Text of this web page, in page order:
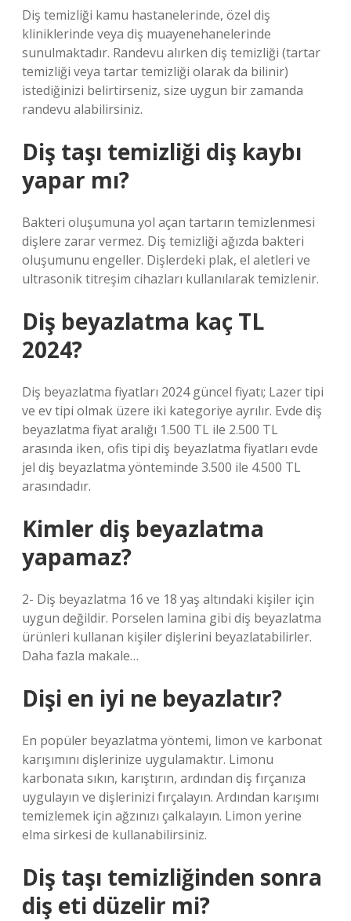
Diş temizliği kamu hastanelerinde, özel diş
kliniklerinde veya diş muayenehanelerinde
sunulmaktadır. Randevu alırken diş temizliği (tartar
temizliği veya tartar temizliği olarak da bilinir)
istediğinizi belirtirseniz, size uygun bir zamanda
randevu alabilirsiniz.
Diş taşı temizliği diş kaybı
yapar mı?
Bakteri oluşumuna yol açan tartarın temizlenmesi
dişlere zarar vermez. Diş temizliği ağızda bakteri
oluşumunu engeller. Dişlerdeki plak, el aletleri ve
ultrasonik titreşim cihazları kullanılarak temizlenir.
Diş beyazlatma kaç TL
2024?
Diş beyazlatma fiyatları 2024 güncel fiyatı; Lazer tipi
ve ev tipi olmak üzere iki kategoriye ayrılır. Evde diş
beyazlatma fiyat aralığı 1.500 TL ile 2.500 TL
arasında iken, ofis tipi diş beyazlatma fiyatları evde
jel diş beyazlatma yönteminde 3.500 ile 4.500 TL
arasındadır.
Kimler diş beyazlatma
yapamaz?
2- Diş beyazlatma 16 ve 18 yaş altındaki kişiler için
uygun değildir. Porselen lamina gibi diş beyazlatma
ürünleri kullanan kişiler dişlerini beyazlatabilirler.
Daha fazla makale…
Dişi en iyi ne beyazlatır?
En popüler beyazlatma yöntemi, limon ve karbonat
karışımını dişlerinize uygulamaktır. Limonu
karbonata sıkın, karıştırın, ardından diş fırçanıza
uygulayın ve dişlerinizi fırçalayın. Ardından karışımı
temizlemek için ağzınızı çalkalayın. Limon yerine
elma sirkesi de kullanabilirsiniz.
Diş taşı temizliğinden sonra
diş eti düzelir mi?